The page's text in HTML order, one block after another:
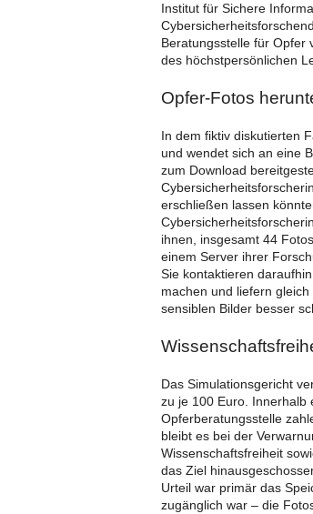
Institut für Sichere
Beratungsstelle für Opfer
des höchstpersönlichen
Opfer-Fotos
In dem fiktiv diskutierten
und wendet sich an eine
zum Download
erschließen lassen
ihnen, insgesamt 44
einem Server ihrer
Sie kontaktieren
machen und liefern
sensiblen Bilder besser
Das Simulationsgericht
zu je 100 Euro. Innerhalb
Opferberatungsstelle
bleibt es bei der
Wissenschaftsfreiheit
das Ziel
Urteil war primär das
zugänglich war – die